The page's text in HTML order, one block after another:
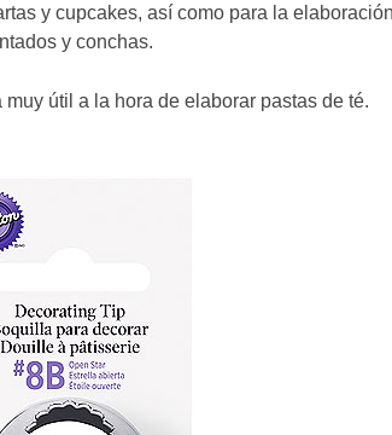
y cupcakes, así como para la
y conchas.
útil a la hora de elaborar pastas de té.